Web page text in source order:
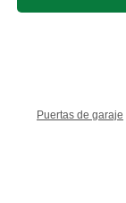
Puertas de garaje